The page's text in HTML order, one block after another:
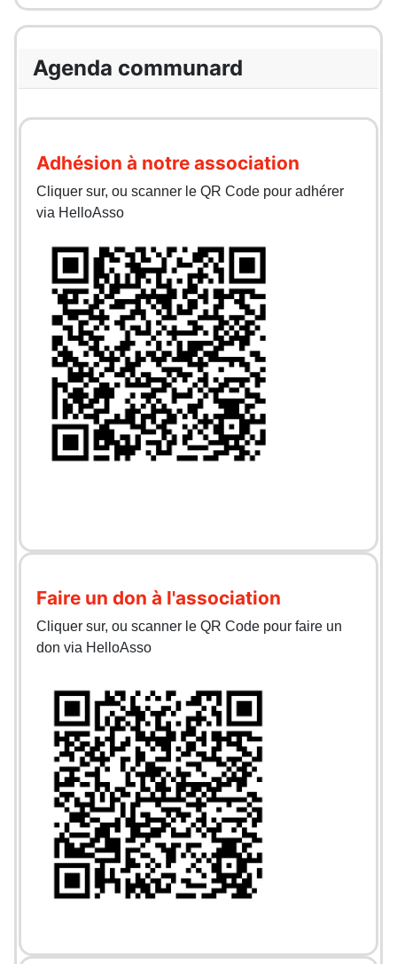
Agenda communard
Adhésion à notre association
Cliquer sur, ou scanner le QR Code pour adhérer
via HelloAsso
Faire un don à l'association
Cliquer sur, ou scanner le QR Code pour faire un
don via HelloAsso